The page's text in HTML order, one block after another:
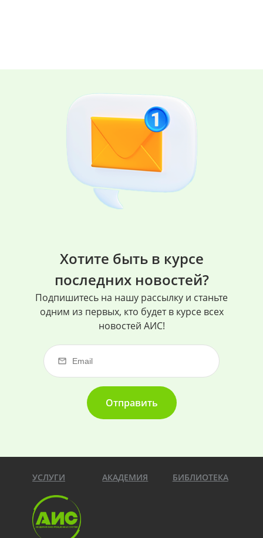
Хотите быть в курсе
последних новостей?
Подпишитесь на нашу рассылку и станьте
одним из первых, кто будет в курсе всех
новостей АИС!
Отправить
УСЛУГИ АКАДЕМИЯ БИБЛИОТЕКА